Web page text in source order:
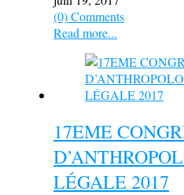
(0) Comments
Read more...
17EME
LÉGALE 2017